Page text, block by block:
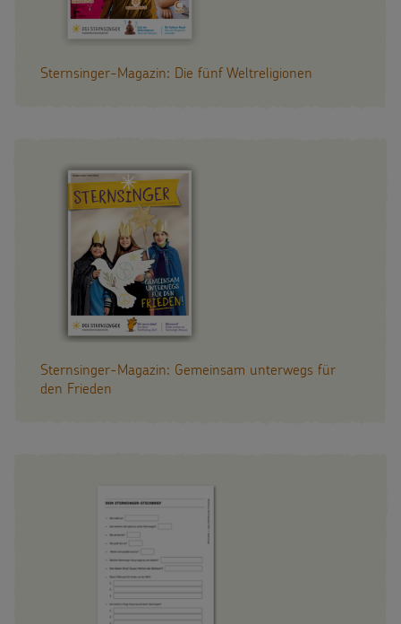
Sternsinger-Magazin: Die fünf Weltreligionen
Sternsinger-Magazin: Gemeinsam unterwegs für
den Frieden